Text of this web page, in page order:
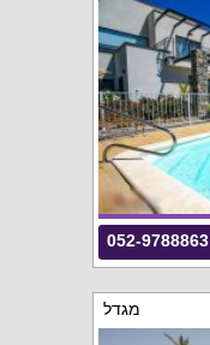
052-9788863
מגדל